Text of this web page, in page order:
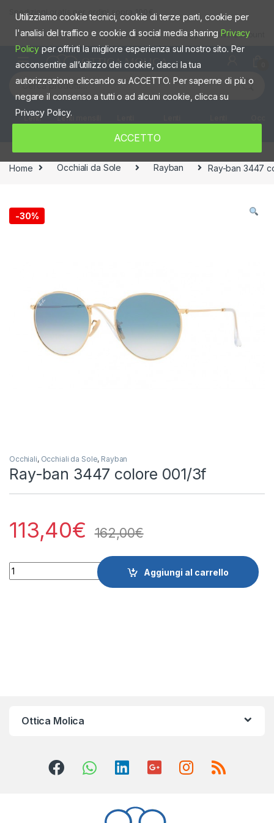
Spedizioni gratis per ordini sopra 100€
Negozio fisico Shop Mio account
Cerca:
Lenti
Lenti mensili
Home Occhiali da Sole Rayban Ray-ban 3447
-30%
Occhiali, Occhiali da Sole, Rayban
Ray-ban 3447 colore 001/3f
113,40€ 162,00€
Quantity
Aggiungi al carrello
Ottica Molica
Utilizziamo cookie tecnici, cookie di terze parti, cookie per
l'analisi del traffico e cookie di social media sharingPrivacy
Policy per offrirti la migliore esperienza sul nostro sito. Per
acconsentire all’utilizzo dei cookie, dacci la tua
autorizzazione cliccando su ACCETTO. Per saperne di più o
negare il consenso a tutti o ad alcuni cookie, clicca su
Privacy Policy.
ACCETTO